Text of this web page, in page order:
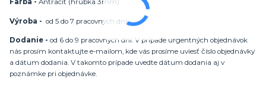
Farba - Antracit (hrúbka 3mm)
Výroba - od 5 do 7 pracovných dní
Dodanie - od 6 do 9 pracovných dní. V prípade urgentných objednávok
nás prosím kontaktujte e-mailom, kde vás prosíme uviesť číslo objednávky
a dátum dodania. V takomto prípade uvedte dátum dodania aj v
poznámke pri objednávke.